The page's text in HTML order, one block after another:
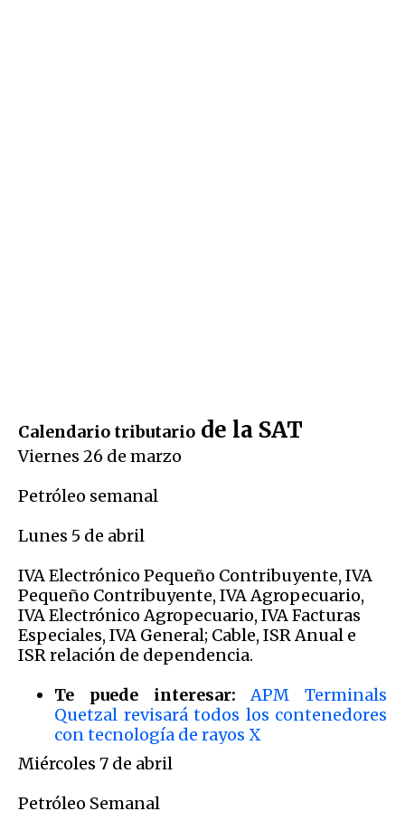
Calendario tributario de la SAT
Viernes 26 de marzo
Petróleo semanal
Lunes 5 de abril
IVA Electrónico Pequeño Contribuyente, IVA
Pequeño Contribuyente, IVA Agropecuario,
IVA Electrónico Agropecuario, IVA Facturas
Especiales, IVA General; Cable, ISR Anual e
ISR relación de dependencia.
Te puede interesar:
APM Terminals
Quetzal revisará todos los contenedores
con tecnología de rayos X
Miércoles 7 de abril
Petróleo Semanal